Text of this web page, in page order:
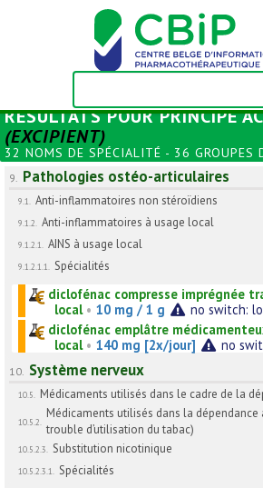
RÉSULTATS POURPRINCIPE
(EXCIPIENT)
32 NOMS DE SPÉCIALITÉ - 36 GROUPES
9. Pathologies ostéo-articulaires
9.1. Anti-inflammatoires non stéroïdiens
9.1.2. Anti-inflammatoires à usage local
9.1.2.1. AINS à usage local
9.1.2.1.1. Spécialités
diclofénac compresse imprégnée
local• 10 mg / 1 g
no switch:
diclofénac emplâtre
local• 140 mg [2x/jour] no
10. Système nerveux
10.5. Médicaments utilisés dans le cadre de la
10.5.2.
Médicaments utilisés dans la dépendance
trouble d’utilisation du tabac)
10.5.2.3. Substitution nicotinique
10.5.2.3.1. Spécialités